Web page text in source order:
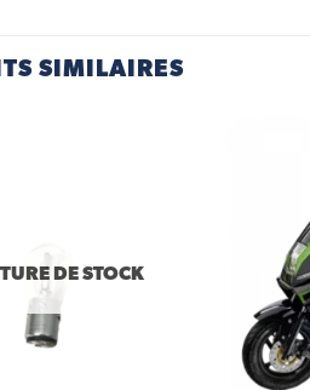
SIMILAIRES
DE STOCK